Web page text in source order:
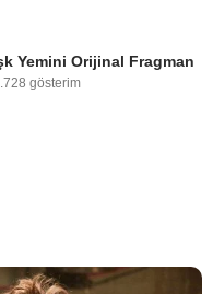
Yemini Orijinal Fragman
gösterim